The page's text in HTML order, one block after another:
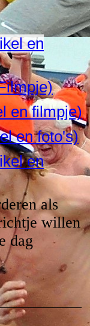
en
en filmpje)
en foto's)
en
als
willen
dag